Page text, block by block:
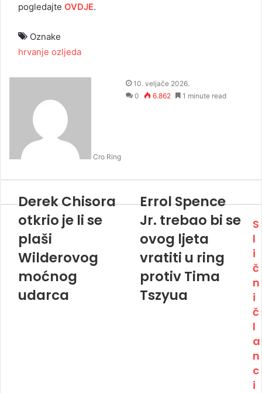
pogledajte OVDJE.
Oznake
hrvanje ozljeda
Cro Ring
10. veljače 2026.
0
6.862 1 minute read
Derek Chisora
otkrio je li se
plaši
Wilderovog
moćnog
udarca
Errol Spence
Jr. trebao bi se
ovog ljeta
vratiti u ring
protiv Tima
Tszyua
S
l
i
č
n
i
č
l
a
n
c
i